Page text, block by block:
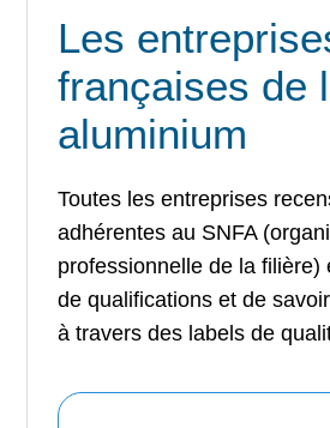
Les
françaises de
aluminium
Toutes les entreprises
adhérentes au SNFA
professionnelle de la filière)
de qualifications et de
à travers des labels de